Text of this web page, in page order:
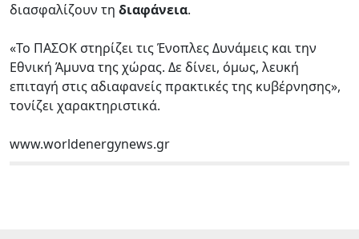
διασφαλίζουν τη διαφάνεια.
«Το ΠΑΣΟΚ στηρίζει τις Ένοπλες Δυνάμεις και την
Εθνική Άμυνα της χώρας. Δε δίνει, όμως, λευκή
επιταγή στις αδιαφανείς πρακτικές της κυβέρνησης»,
τονίζει χαρακτηριστικά.
www.worldenergynews.gr